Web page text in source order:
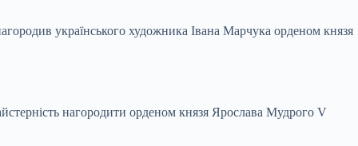
українського художника Івана Марчука орденом князя
нагородити орденом князя Ярослава Мудрого V